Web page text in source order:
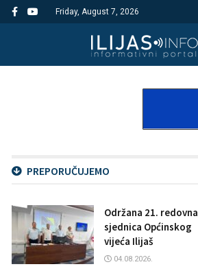
Friday, August 7, 2026
PREPORUČUJEMO
Održana 21. redovna
sjednica Općinskog
vijeća Ilijaš
04.08.2026.